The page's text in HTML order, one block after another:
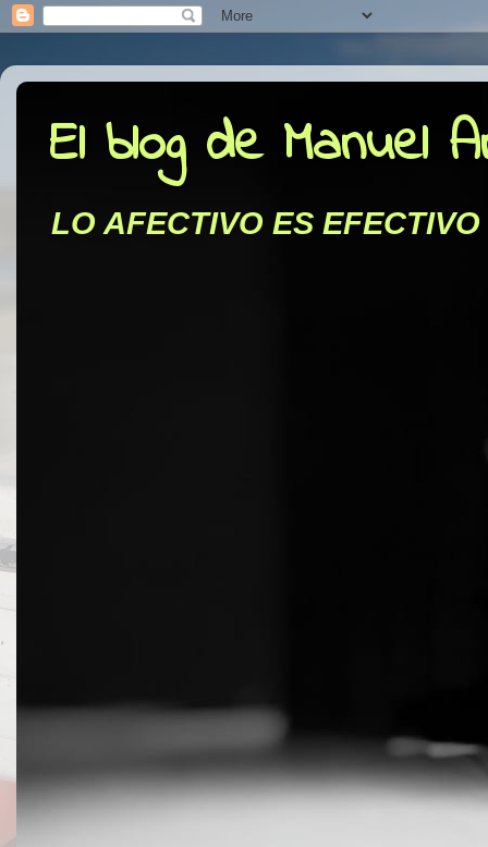
El blog de Manuel
LO AFECTIVO ES EFECTIVO